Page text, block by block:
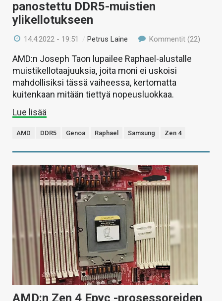
panostettu DDR5-muistien
ylikellotukseen
14.4.2022 - 19:51 /Petrus Laine Kommentit (22)
AMD:n Joseph Taon lupailee Raphael-alustalle
muistikellotaajuuksia, joita moni ei uskoisi
mahdollisiksi tässä vaiheessa, kertomatta
kuitenkaan mitään tiettyä nopeusluokkaa.
Lue lisää
AMD DDR5 Genoa Raphael Samsung Zen 4
AMD:n Zen 4 Epyc -prosessoreiden